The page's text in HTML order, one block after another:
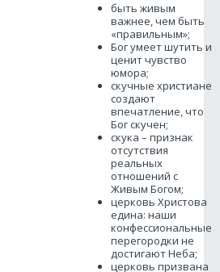
­быть живым
важнее, чем быть
«правильным»;
­Бог умеет шутить и
ценит чувство
юмора;
­скучные христиане
создают
впечатление, что
Бог скучен;
скука – признак
отсутствия
реальных
отношений с
Живым Богом;
­церковь Христова
едина: наши
конфессиональные
перегородки не
достигают Неба;
­церковь призвана